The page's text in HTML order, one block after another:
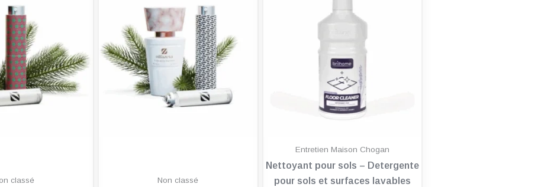
classé Non classé
Entretien Maison Chogan
Nettoyant pour sols – Detergente
pour sols et surfaces lavables